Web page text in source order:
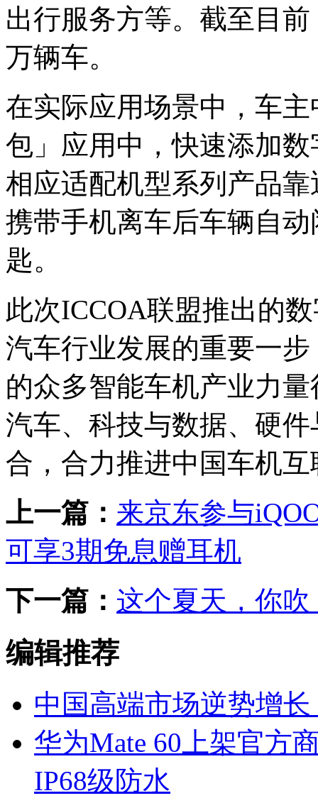
出行服务方等。截至目前
万辆车。
在实际应用场景中，车
包」应用中，快速添加
相应适配机型系列产品
携带手机离车后车辆自
匙。
此次ICCOA联盟推出的
汽车行业发展的重要一
的众多智能车机产业力
汽车、科技与数据、硬
合，合力推进中国车机
上一篇： 来京东参与
可享3期免息赠耳机
下一篇： 这个夏天，你
编辑推荐
中国高端市场逆势增
华为Mate 60上架官方
IP68级防水